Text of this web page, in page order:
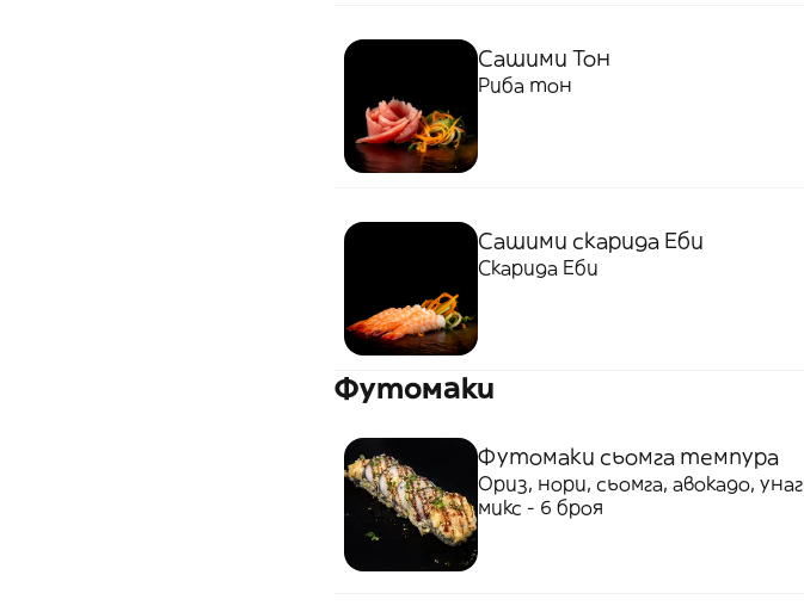
Сашими Тон
Риба тон
Сашими скарида Еби
Скарида Еби
Футомаки
Футомаки сьомга темпура
Ориз, нори, сьомга, авокадо,
микс - 6 броя